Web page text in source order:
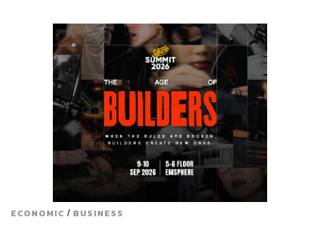
ECONOMIC / BUSINESS